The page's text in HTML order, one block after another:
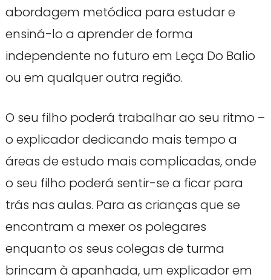
abordagem metódica para estudar e
ensiná-lo a aprender de forma
independente no futuro em Leça Do Balio
ou em qualquer outra região.
O seu filho poderá trabalhar ao seu ritmo –
o explicador dedicando mais tempo a
áreas de estudo mais complicadas, onde
o seu filho poderá sentir-se a ficar para
trás nas aulas. Para as crianças que se
encontram a mexer os polegares
enquanto os seus colegas de turma
brincam à apanhada, um explicador em